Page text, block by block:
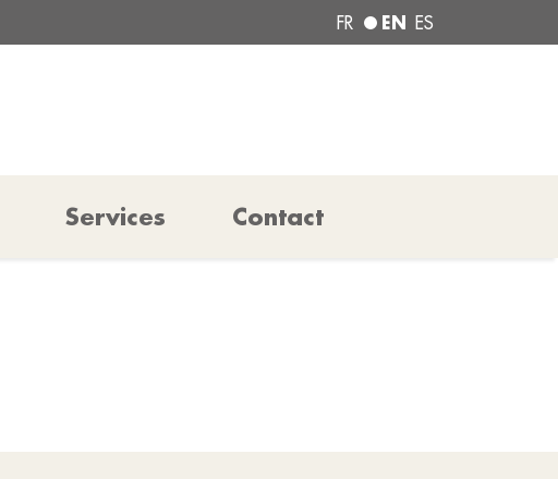
FR EN ES
Services Contact